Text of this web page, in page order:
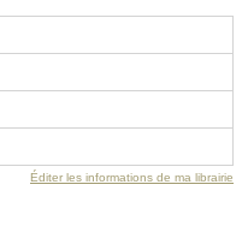
Éditer les informations de ma librairie